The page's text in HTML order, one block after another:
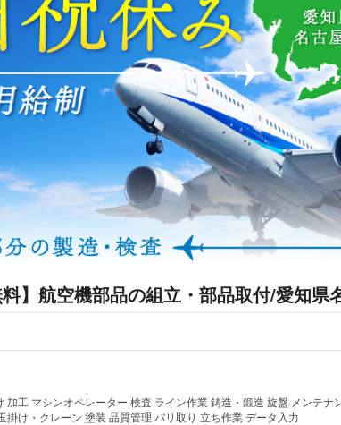
料】航空機部品の組立・部品取付/愛知県
加工 マシンオペレーター 検査 ライン作業 鋳造・鍛造 旋盤 メンテナ
掛け・クレーン 塗装 品質管理 バリ取り 立ち作業 データ入力